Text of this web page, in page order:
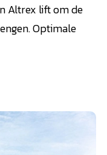
Altrex lift om de
Optimale